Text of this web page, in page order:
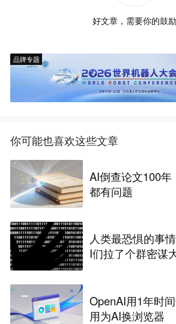
好文章，需要你的鼓励
品牌专题
你可能也喜欢这些文章
AI倒查论文100年
都有问题
人类最恐惧的事
I们拉了个群密谋
OpenAI用1年时
用为AI换浏览器